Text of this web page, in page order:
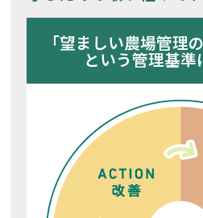
「望ましい農場管理
という管理基